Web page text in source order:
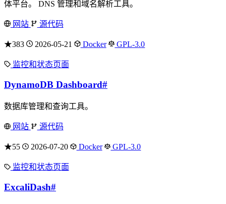
体平台。 DNS 管理和域名解析工具。
网站 源代码
★383 2026-05-21 Docker GPL-3.0
监控和状态页面
DynamoDB Dashboard#
数据库管理和查询工具。
网站 源代码
★55 2026-07-20 Docker GPL-3.0
监控和状态页面
ExcaliDash#